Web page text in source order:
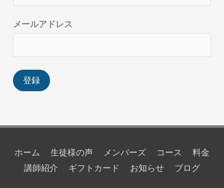
メールアドレス
ホーム 生徒様の声 メンバーズ コース
料金
講師紹介
ギフトカード お知らせ ブログ